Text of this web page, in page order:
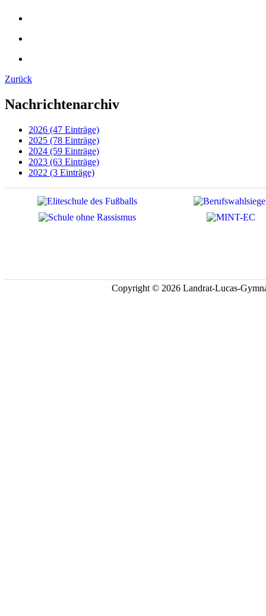
Zurück
Nachrichtenarchiv
2026 (47 Einträge)
2025 (78 Einträge)
2024 (59 Einträge)
2023 (63 Einträge)
2022 (3 Einträge)
Copyright © 2026 Landrat-Lucas-